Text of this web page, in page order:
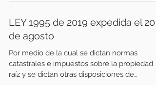
LEY 1995 de 2019 expedida el 20
de agosto
Por medio de la cual se dictan normas
catastrales e impuestos sobre la propiedad
raíz y se dictan otras disposiciones de